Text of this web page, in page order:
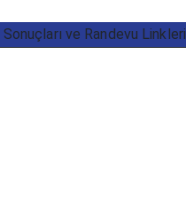
ve Randevu Linkleri